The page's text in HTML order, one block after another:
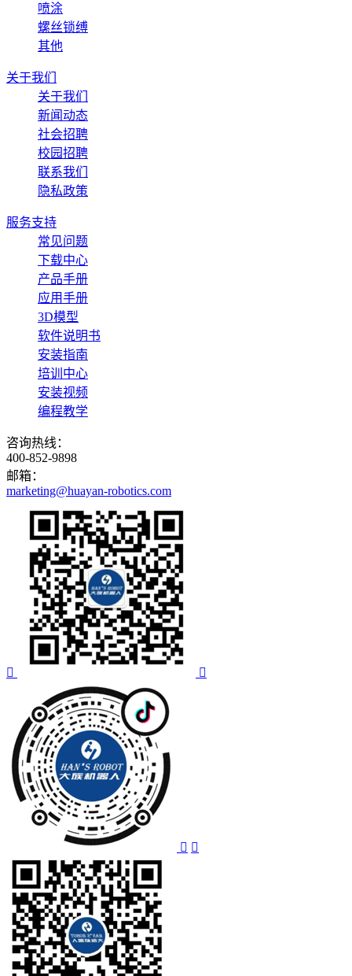
喷涂
螺丝锁缚
其他
关于我们
关于我们
新闻动态
社会招聘
校园招聘
联系我们
隐私政策
服务支持
常见问题
下载中心
产品手册
应用手册
3D模型
软件说明书
安装指南
培训中心
安装视频
编程教学
咨询热线：
400-852-9898
邮箱：
marketing@huayan-robotics.com